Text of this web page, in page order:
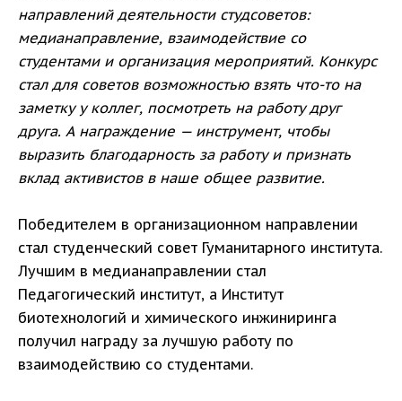
направлений деятельности студсоветов:
медианаправление, взаимодействие со
студентами и организация мероприятий. Конкурс
стал для советов возможностью взять что-то на
заметку у коллег, посмотреть на работу друг
друга. А награждение — инструмент, чтобы
выразить благодарность за работу и признать
вклад активистов в наше общее развитие.
Победителем в организационном направлении
стал студенческий совет Гуманитарного института.
Лучшим в медианаправлении стал
Педагогический институт, а Институт
биотехнологий и химического инжиниринга
получил награду за лучшую работу по
взаимодействию со студентами.